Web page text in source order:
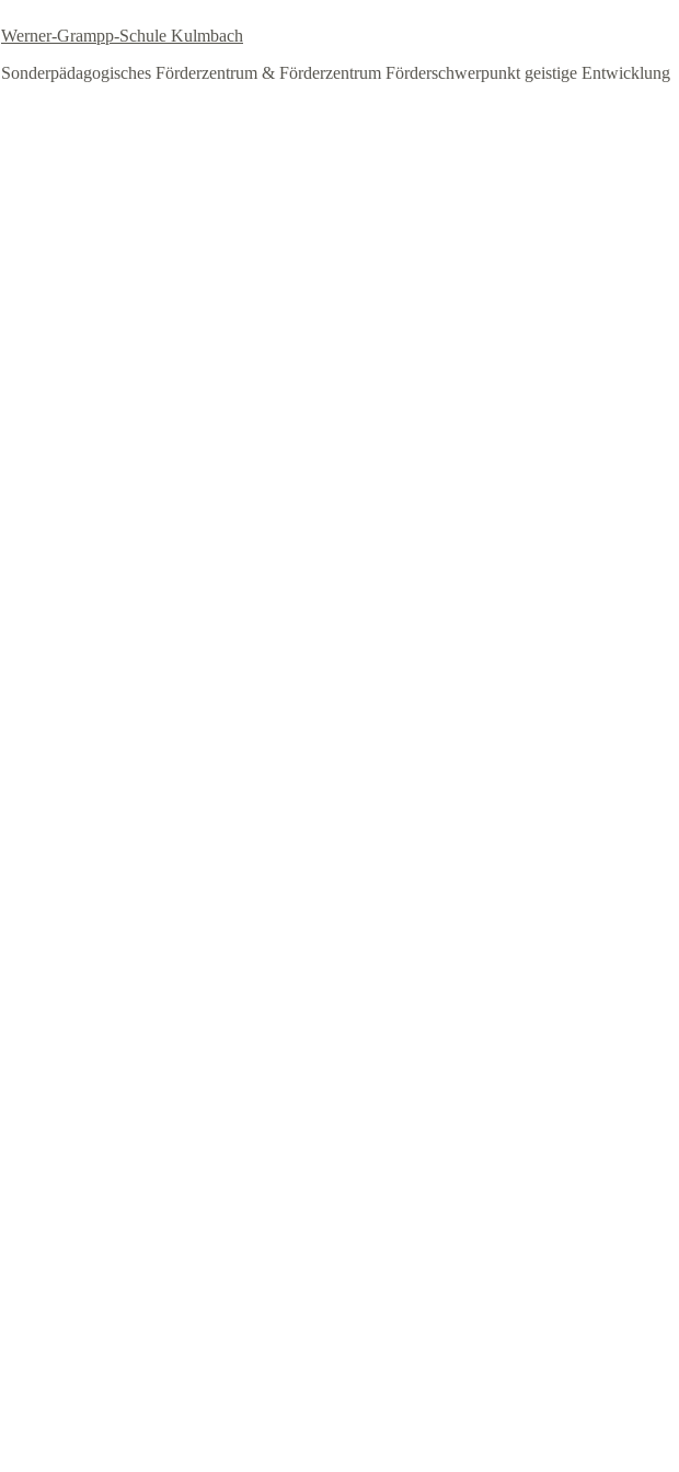
Werner-Grampp-Schule Kulmbach
Sonderpädagogisches Förderzentrum & Förderzentrum Förderschwerpunkt geistige Entwicklung